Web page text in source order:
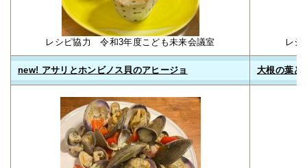
レシピ協力 令和3年度こども未来会議室 レ
new! アサリとホンビノス貝のアヒージョ 大根の葉と